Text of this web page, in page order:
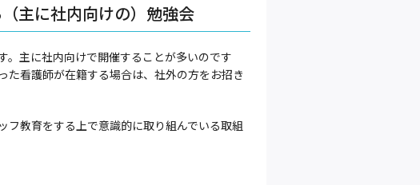
主に社内向けの）勉強会
主に社内向けで開催することが多いのです
看護師が在籍する場合は、社外の方をお招き
フ教育をする上で意識的に取り組んでいる取組